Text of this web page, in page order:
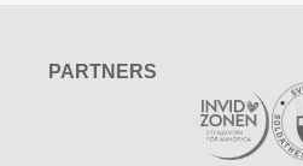
PARTNERS